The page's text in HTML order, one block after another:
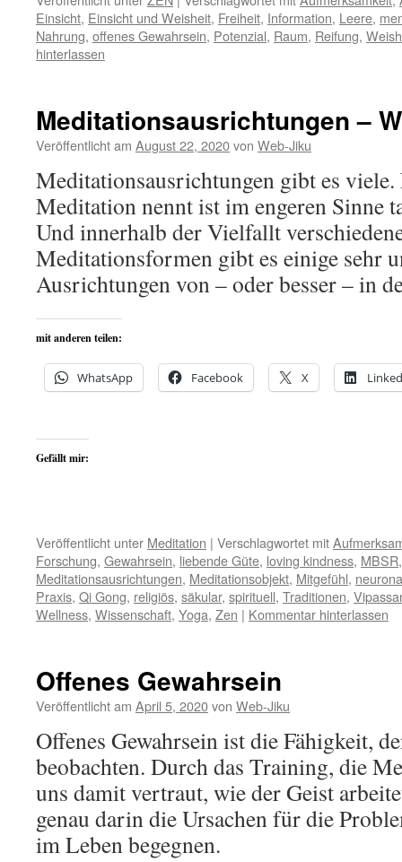
Einsicht, Einsicht und Weisheit, Freiheit, Information, Leere,
Nahrung, offenes Gewahrsein, Potenzial, Raum, Reifung,
hinterlassen
Meditationsausrichtungen –
Veröffentlicht am August 22, 2020von Web-Jiku
Meditationsausrichtungen gibt es
Meditation nennt ist im engeren Sinne
Und innerhalb der Vielfallt
Meditationsformen gibt es einige sehr
Ausrichtungen von – oder besser – in
mit anderen teilen:
WhatsApp Facebook X
Gefällt mir:
Veröffentlicht unter Meditation | Verschlagwortet mit
Forschung, Gewahrsein, liebende Güte, loving kindness, MBSR
Meditationsausrichtungen, Meditationsobjekt, Mitgefühl,
Praxis, Qi Gong, religiös, säkular, spirituell, Traditionen,
Wellness, Wissenschaft, Yoga, Zen | Kommentar hinterlassen
Offenes Gewahrsein
Veröffentlicht am April 5, 2020von Web-Jiku
Offenes Gewahrsein ist die Fähigkeit,
beobachten. Durch das Training, die
uns damit vertraut, wie der Geist
genau darin die Ursachen für die
im Leben begegnen.